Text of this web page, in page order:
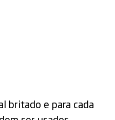
britado e para cada